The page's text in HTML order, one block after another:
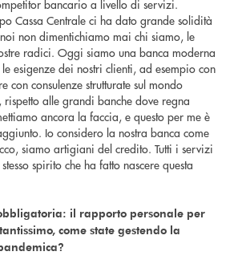
bancario a livello di servizi.
Cassa Centrale ci ha dato grande solidità
non dimentichiamo mai chi siamo, le
radici. Oggi siamo una banca moderna
esigenze dei nostri clienti, ad esempio con
con consulenze strutturate sul mondo
rispetto alle grandi banche dove regna
ancora la faccia, e questo per me è
Io considero la nostra banca come
siamo artigiani del credito. Tutti i servizi
spirito che ha fatto nascere questa
il rapporto personale per
come state gestendo la